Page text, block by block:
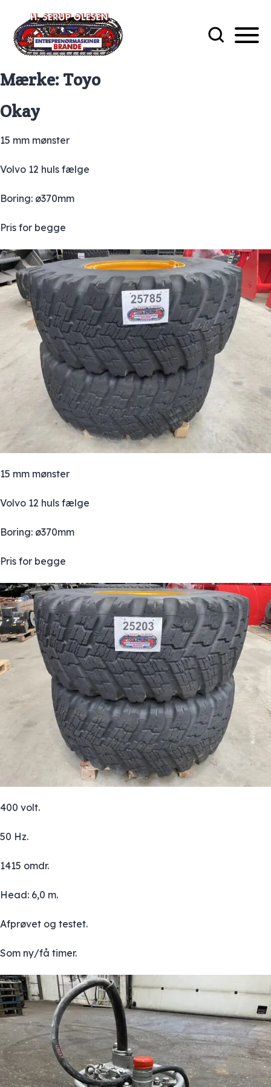
Mærke: Toyo
Okay
15 mm mønster
Volvo 12 huls fælge
Boring: ø370mm
Pris for begge
15 mm mønster
Volvo 12 huls fælge
Boring: ø370mm
Pris for begge
400 volt.
50 Hz.
1415 omdr.
Head: 6,0 m.
Afprøvet og testet.
Som ny/få timer.